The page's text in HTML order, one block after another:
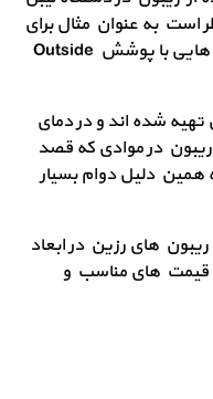
است به عنوان مثال برای
دستگاه های لیبل زن زبرا فقط از ریبون هایی با پوشش Outside
شده اند و در دمای
در موادی که قصد
همین دلیل دوام بسیار
های رزین در ابعاد
، 60 × 300 و …) با قیمت های مناسب و